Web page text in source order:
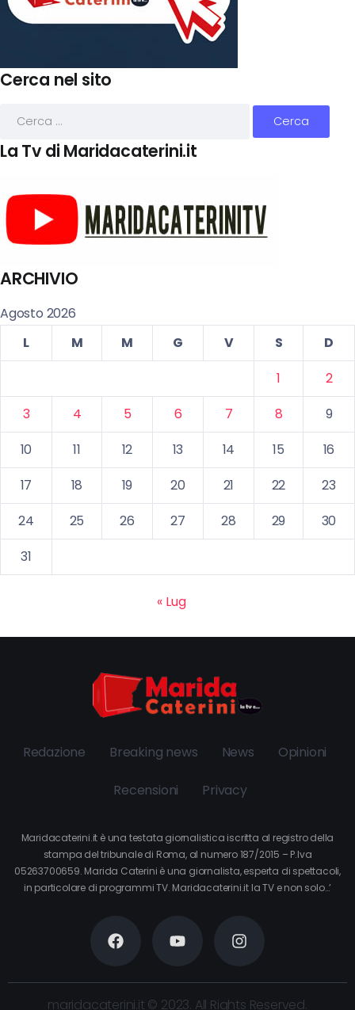
Cerca nel sito
La Tv di Maridacaterini.it
ARCHIVIO
Agosto 2026
L
M M G V S
D
1
2
3
4 5 6 7 8
9
10
11 12 13 14 15
16
17
18 19 20 21 22
23
24
25 26 27 28 29
30
31
« Lug
Redazione Breaking news News Opinioni
Recensioni Privacy
Maridacaterini.it è una testata giornalistica iscritta al registro della
stampa del tribunale di Roma, al numero 187/2015 – P.Iva
05263700659. Marida Caterini è una giornalista, esperta di spettacoli,
in particolare di programmi TV. Maridacaterini.it la TV e non solo…’
maridacaterini.it © 2023. All Rights Reserved.